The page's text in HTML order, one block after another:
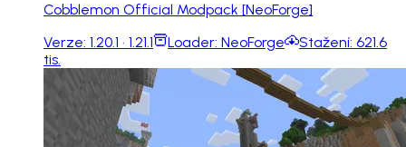
Cobblemon Official Modpack [NeoForge]
Verze: 1.20.1 · 1.21.1 Loader: NeoForge Stažení: 621.6
tis.